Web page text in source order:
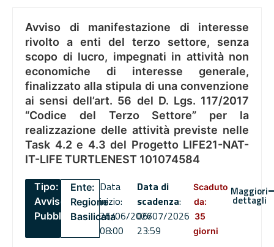
Avviso di manifestazione di interesse
rivolto a enti del terzo settore, senza
scopo di lucro, impegnati in attività non
economiche di interesse generale,
finalizzato alla stipula di una convenzione
ai sensi dell’art. 56 del D. Lgs. 117/2017
“Codice del Terzo Settore” per la
realizzazione delle attività previste nelle
Task 4.2 e 4.3 del Progetto LIFE21-NAT-
IT-LIFE TURTLENEST 101074584
Tipo:
Avviso
Pubblico
Ente:
Regione
Basilicata
Data
inizio:
26/06/2026
08:00
Data di
scadenza:
06/07/2026
23:59
Scaduto
da:
35
giorni
Maggiori
dettagli